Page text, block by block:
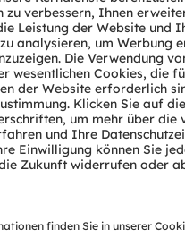
AG. All rights reserved.
Nutzungsbedingungen
PolicyAI Policy